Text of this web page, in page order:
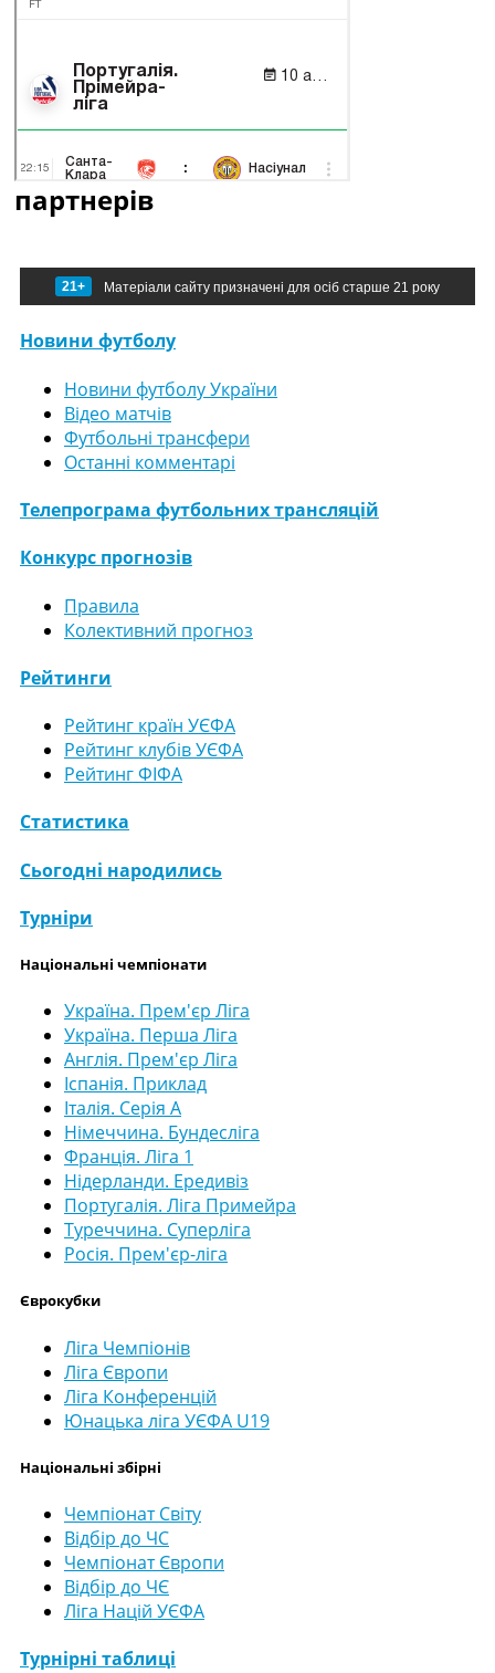
партнерів
21+ Матеріали сайту призначені для осіб старше 21 року
Новини футболу
Новини футболу України
Відео матчів
Футбольні трансфери
Останні комментарі
Телепрограма футбольних трансляцій
Конкурс прогнозів
Правила
Колективний прогноз
Рейтинги
Рейтинг країн УЄФА
Рейтинг клубів УЄФА
Рейтинг ФІФА
Статистика
Сьогодні народились
Турніри
Національні чемпіонати
Україна. Прем'єр Ліга
Україна. Перша Ліга
Англія. Прем'єр Ліга
Іспанія. Приклад
Італія. Серія А
Німеччина. Бундесліга
Франція. Ліга 1
Нідерланди. Ередивіз
Португалія. Ліга Примейра
Туреччина. Суперліга
Росія. Прем'єр-ліга
Єврокубки
Ліга Чемпіонів
Ліга Європи
Ліга Конференцій
Юнацька ліга УЄФА U19
Національні збірні
Чемпіонат Світу
Відбір до ЧС
Чемпіонат Європи
Відбір до ЧЄ
Ліга Націй УЄФА
Турнірні таблиці